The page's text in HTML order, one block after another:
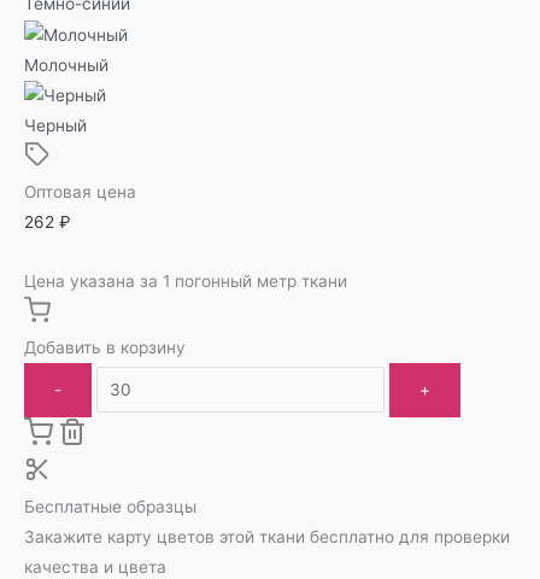
Молочный
Черный
Оптовая цена
262 ₽
Цена указана за 1 погонный метр ткани
Добавить в корзину
- +
Бесплатные образцы
Закажите карту цветов этой ткани бесплатно для проверки
качества и цвета